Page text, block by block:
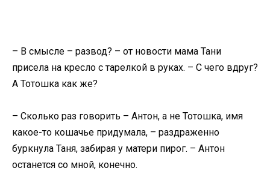
– В смысле – развод? – от новости мама Тани
присела на кресло с тарелкой в руках. – С чего вдруг?
А Тотошка как же?
– Сколько раз говорить – Антон, а не Тотошка, имя
какое-то кошачье придумала, – раздраженно
буркнула Таня, забирая у матери пирог. – Антон
останется со мной, конечно.